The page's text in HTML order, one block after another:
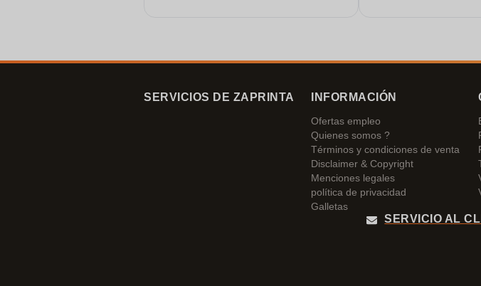
SERVICIOS DE ZAPRINTA INFORMACIÓN
Ofertas empleo
Quienes somos ?
Términos y condiciones de venta
Disclaimer & Copyright
Menciones legales
política de privacidad
Galletas
SERVICIO AL